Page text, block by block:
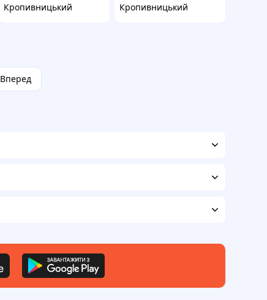
Кропивницький
Кропивницький
Вперед